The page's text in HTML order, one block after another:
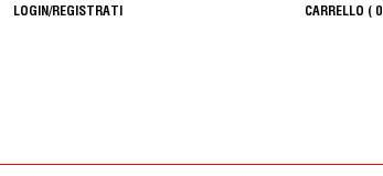
LOGIN/REGISTRATI CARRELLO (0